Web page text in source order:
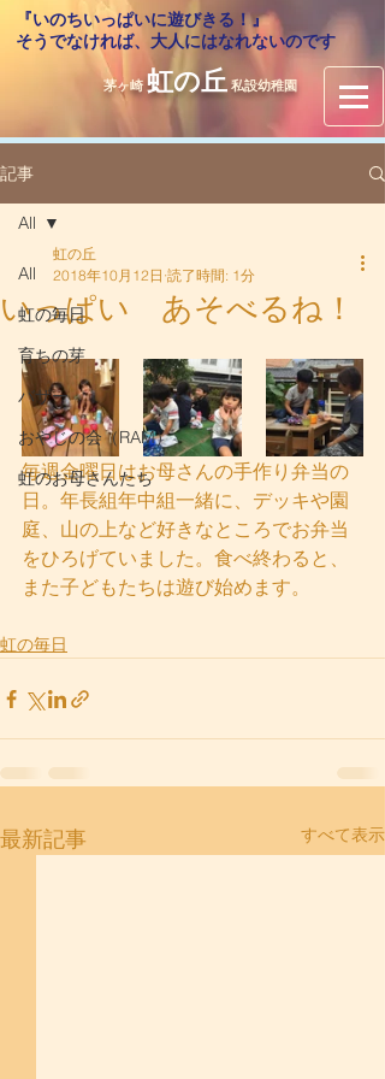
『いのちいっぱいに遊びきる！』
​そうでなければ、大人にはなれないのです
茅ヶ崎 虹の丘 私設幼稚園
記事
All
虹の毎日
育ちの芽
バザー
おやじの会（RAM）
虹のお母さんたち
All
いっぱい あそべるね！
虹の丘
2018年10月12日 読了時間: 1分
毎週金曜日はお母さんの手作り弁当の
日。年長組年中組一緒に、デッキや園
庭、山の上など好きなところでお弁当
をひろげていました。食べ終わると、
また子どもたちは遊び始めます。
虹の毎日
最新記事 すべて表示